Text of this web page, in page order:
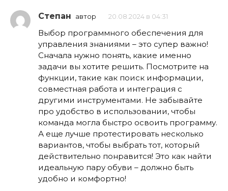
Степан автор 20.08.2024 в 04:31
Выбор программного обеспечения для
управления знаниями – это супер важно!
Сначала нужно понять, какие именно
задачи вы хотите решить. Посмотрите на
функции, такие как поиск информации,
совместная работа и интеграция с
другими инструментами. Не забывайте
про удобство в использовании, чтобы
команда могла быстро освоить программу.
А еще лучше протестировать несколько
вариантов, чтобы выбрать тот, который
действительно понравится! Это как найти
идеальную пару обуви – должно быть
удобно и комфортно!